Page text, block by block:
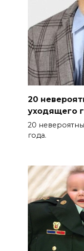
20
уходящего
20
года.